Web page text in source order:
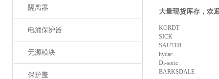
隔离器
电涌保护器
无源模块
保护盖
大量现货库存，欢
KORDT
SICK
SAUTER
hydac
Di-soric
BARKSDALE